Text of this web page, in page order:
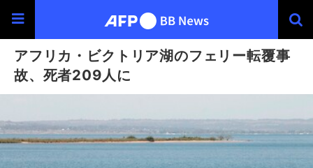
アフリカ・ビクトリア湖のフェリー転覆事
故、死者209人に